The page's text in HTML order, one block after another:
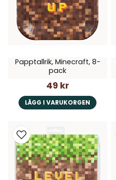
Papptallrik, Minecraft, 8-
pack
49 kr
LÄGG I VARUKORGEN